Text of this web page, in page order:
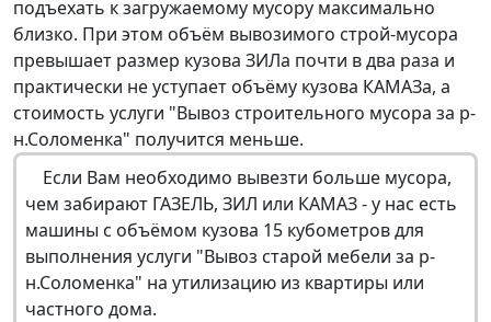
подъехать к загружаемому мусору максимально
близко. При этом объём вывозимого строй-мусора
превышает размер кузова ЗИЛа почти в два раза и
практически не уступает объёму кузова КАМАЗа, а
стоимость услуги "Вывоз строительного мусора за р-
н.Соломенка" получится меньше.
Если Вам необходимо вывезти больше мусора,
чем забирают ГАЗЕЛЬ, ЗИЛ или КАМАЗ - у нас есть
машины с объёмом кузова 15 кубометров для
выполнения услуги "Вывоз старой мебели за р-
н.Соломенка" на утилизацию из квартиры или
частного дома.